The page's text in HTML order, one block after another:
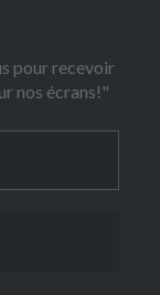
pour recevoir
nos écrans!"